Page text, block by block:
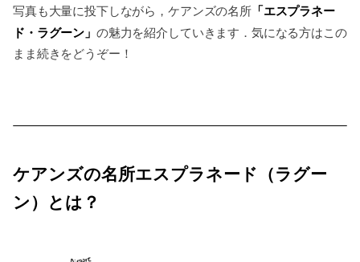
写真も大量に投下しながら，ケアンズの名所「エスプラネー
ド・ラグーン」 の魅力を紹介していきます．気になる方はこの
まま続きをどうぞー！
ケアンズの名所エスプラネード（ラグー
ン）とは？